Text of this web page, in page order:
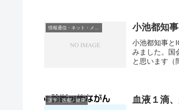
情報通信・ネット・メディア 小池都知
小池都知事と
みました。国
と思います（
医学・医療・健康 血液１滴